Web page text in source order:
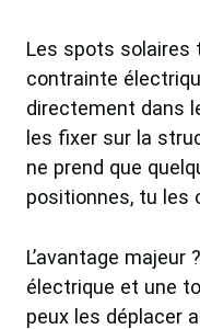
Les spots solaires
contrainte
directement dans
les fixer sur la
ne prend que
positionnes, tu les
L’avantage
électrique et une
peux les déplacer